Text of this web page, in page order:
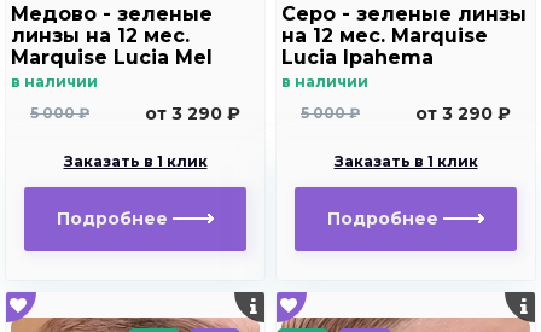
Медово - зеленые
линзы на 12 мес.
Marquise Lucia Mel
в наличии
5 000 ₽
от 3 290 ₽
Заказать в 1 клик
Подробнее
Серо - зеленые линзы
на 12 мес. Marquise
Lucia Ipahema
в наличии
5 000 ₽
от 3 290 ₽
Заказать в 1 клик
Подробнее